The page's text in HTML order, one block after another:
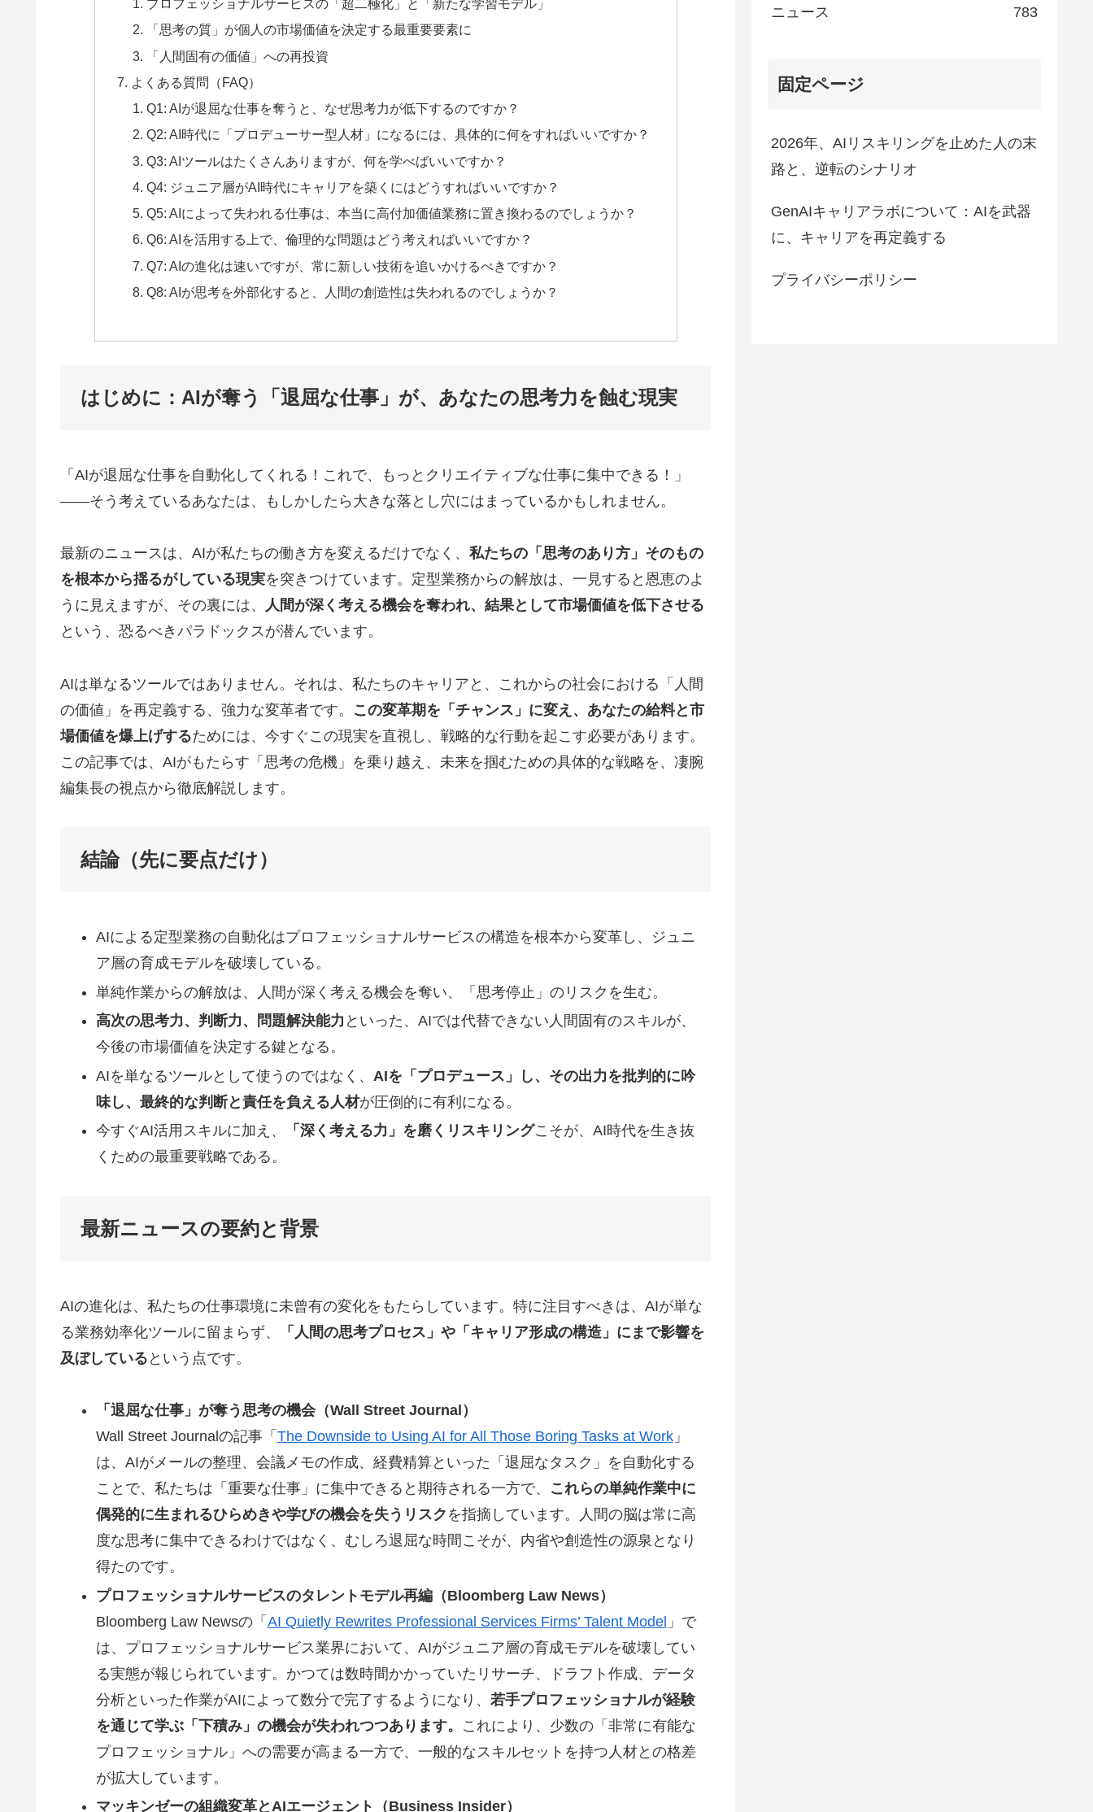
プロフェッショナルサービスの「超二極化」と「新たな学習モデル」
「思考の質」が個人の市場価値を決定する最重要要素に
「人間固有の価値」への再投資
よくある質問（FAQ）
Q1: AIが退屈な仕事を奪うと、なぜ思考力が低下するのですか？
Q2: AI時代に「プロデューサー型人材」になるには、具体的に何をすればいいですか？
Q3: AIツールはたくさんありますが、何を学べばいいですか？
Q4: ジュニア層がAI時代にキャリアを築くにはどうすればいいですか？
Q5: AIによって失われる仕事は、本当に高付加価値業務に置き換わるのでしょうか？
Q6: AIを活用する上で、倫理的な問題はどう考えればいいですか？
Q7: AIの進化は速いですが、常に新しい技術を追いかけるべきですか？
Q8: AIが思考を外部化すると、人間の創造性は失われるのでしょうか？
はじめに：AIが奪う「退屈な仕事」が、あなたの思考力を蝕む現実
「AIが退屈な仕事を自動化してくれる！これで、もっとクリエイティブな仕事に集中できる！」
――そう考えているあなたは、もしかしたら大きな落とし穴にはまっているかもしれません。
最新のニュースは、AIが私たちの働き方を変えるだけでなく、 私たちの「思考のあり方」そのもの
を根本から揺るがしている現実を突きつけています。定型業務からの解放は、一見すると恩恵のよ
うに見えますが、その裏には、 人間が深く考える機会を奪われ、結果として市場価値を低下させる
という、恐るべきパラドックスが潜んでいます。
AIは単なるツールではありません。それは、私たちのキャリアと、これからの社会における「人間
の価値」を再定義する、強力な変革者です。 この変革期を「チャンス」に変え、あなたの給料と市
場価値を爆上げするためには、今すぐこの現実を直視し、戦略的な行動を起こす必要があります。
この記事では、AIがもたらす「思考の危機」を乗り越え、未来を掴むための具体的な戦略を、凄腕
編集長の視点から徹底解説します。
結論（先に要点だけ）
AIによる定型業務の自動化はプロフェッショナルサービスの構造を根本から変革し、ジュニ
ア層の育成モデルを破壊している。
単純作業からの解放は、人間が深く考える機会を奪い、「思考停止」のリスクを生む。
高次の思考力、判断力、問題解決能力 といった、AIでは代替できない人間固有のスキルが、
今後の市場価値を決定する鍵となる。
AIを単なるツールとして使うのではなく、 AIを「プロデュース」し、その出力を批判的に吟
味し、最終的な判断と責任を負える人材が圧倒的に有利になる。
今すぐAI活用スキルに加え、
「深く考える力」を磨くリスキリングこそが、AI時代を生き抜
くための最重要戦略である。
最新ニュースの要約と背景
AIの進化は、私たちの仕事環境に未曾有の変化をもたらしています。特に注目すべきは、AIが単な
る業務効率化ツールに留まらず、
「人間の思考プロセス」や「キャリア形成の構造」にまで影響を
及ぼしている という点です。
「退屈な仕事」が奪う思考の機会（Wall Street Journal）
Wall Street Journalの記事「 The Downside to Using AI for All Those Boring Tasks at Work」
は、AIがメールの整理、会議メモの作成、経費精算といった「退屈なタスク」を自動化する
ことで、私たちは「重要な仕事」に集中できると期待される一方で、
これらの単純作業中に
偶発的に生まれるひらめきや学びの機会を失うリスク を指摘しています。人間の脳は常に高
度な思考に集中できるわけではなく、むしろ退屈な時間こそが、内省や創造性の源泉となり
得たのです。
プロフェッショナルサービスのタレントモデル再編（Bloomberg Law News）
Bloomberg Law Newsの「 AI Quietly Rewrites Professional Services Firms’ Talent Model 」で
は、プロフェッショナルサービス業界において、AIがジュニア層の育成モデルを破壊してい
る実態が報じられています。かつては数時間かかっていたリサーチ、ドラフト作成、データ
分析といった作業がAIによって数分で完了するようになり、 若手プロフェッショナルが経験
を通じて学ぶ「下積み」の機会が失われつつあります。
これにより、少数の「非常に有能な
プロフェッショナル」への需要が高まる一方で、一般的なスキルセットを持つ人材との格差
が拡大しています。
マッキンゼーの組織変革とAIエージェント（Business Insider）
ニュース
783
固定ページ
2026年、AIリスキリングを止めた人の末
路と、逆転のシナリオ
GenAIキャリアラボについて：AIを武器
に、キャリアを再定義する
プライバシーポリシー